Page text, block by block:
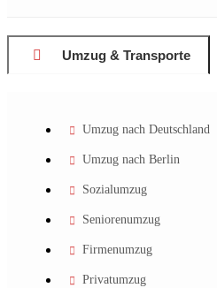
Umzug & Transporte
Umzug nach Deutschland
Umzug nach Berlin
Sozialumzug
Seniorenumzug
Firmenumzug
Privatumzug